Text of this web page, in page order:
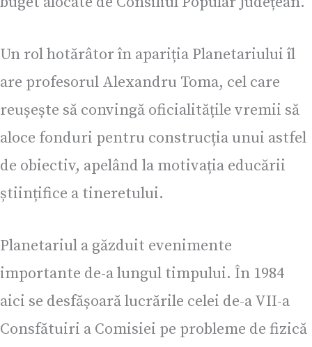
Un rol hotărâtor în apariția Planetariului îl
are profesorul Alexandru Toma, cel care
reușește să convingă oficialitățile vremii să
aloce fonduri pentru construcția unui astfel
de obiectiv, apelând la motivația educării
științifice a tineretului.
Planetariul a găzduit evenimente
importante de-a lungul timpului. În 1984
aici se desfășoară lucrările celei de-a VII-a
Consfătuiri a Comisiei pe probleme de fizică